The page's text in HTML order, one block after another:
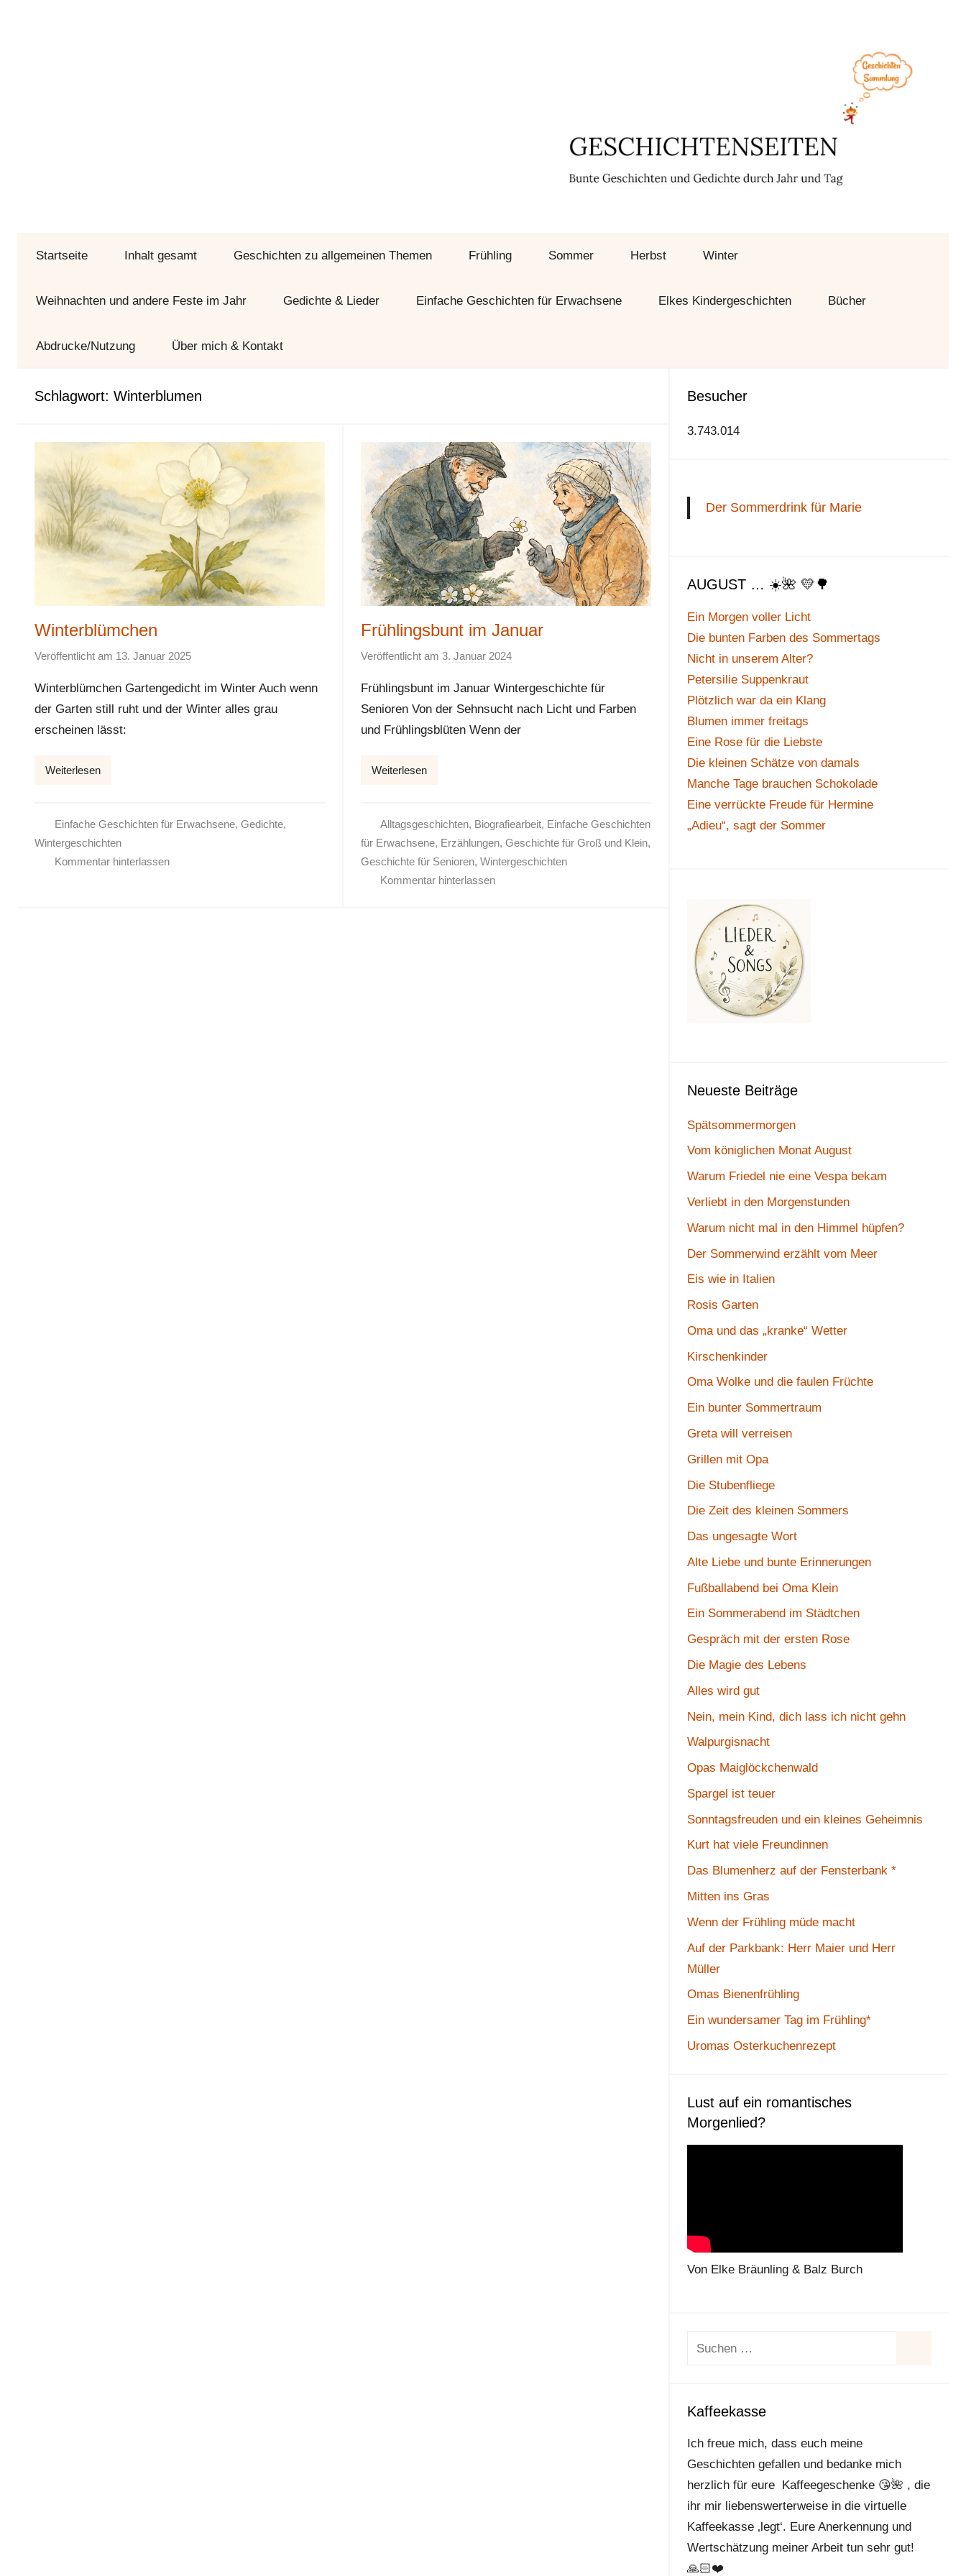
und
Tag
Startseite Inhalt gesamt Geschichten zu allgemeinen Themen Frühling Sommer Herbst Winter
Weihnachten und andere Feste im Jahr Gedichte & Lieder Einfache Geschichten für Erwachsene Elkes Kindergeschichten Bücher
Abdrucke/Nutzung Über mich & Kontakt
Schlagwort: Winterblumen
Winterblümchen
Veröffentlicht am 13. Januar 2025
n
E
Winterblümchen Gartengedicht im Winter Auch wenn
der Garten still ruht und der Winter alles grau
erscheinen lässt:
Weiterlesen
Einfache Geschichten für Erwachsene, Gedichte,
Wintergeschichten
Kommentar hinterlassen
Frühlingsbunt im Januar
Veröffentlicht am 3. Januar 2024v
n
E
l
Frühlingsbunt im Januar Wintergeschichte für
Senioren Von der Sehnsucht nach Licht und Farben
und Frühlingsblüten Wenn der
Weiterlesen
Alltagsgeschichten, Biografiearbeit, Einfache Geschichten
für Erwachsene, Erzählungen, Geschichte für Groß und Klein,
Geschichte für Senioren, Wintergeschichten
Kommentar hinterlassen
Besucher
3.743.014
Der Sommerdrink für Marie
AUGUST … ☀️🌺 💛🌳
Ein Morgen voller Licht
Die bunten Farben des Sommertags
Nicht in unserem Alter?
Petersilie Suppenkraut
Plötzlich war da ein Klang
Blumen immer freitags
Eine Rose für die Liebste
Die kleinen Schätze von damals
Manche Tage brauchen Schokolade
Eine verrückte Freude für Hermine
„Adieu“, sagt der Sommer
Neueste Beiträge
Spätsommermorgen
Vom königlichen Monat August
Warum Friedel nie eine Vespa bekam
Verliebt in den Morgenstunden
Warum nicht mal in den Himmel hüpfen?
Der Sommerwind erzählt vom Meer
Eis wie in Italien
Rosis Garten
Oma und das „kranke“ Wetter
Kirschenkinder
Oma Wolke und die faulen Früchte
Ein bunter Sommertraum
Greta will verreisen
Grillen mit Opa
Die Stubenfliege
Die Zeit des kleinen Sommers
Das ungesagte Wort
Alte Liebe und bunte Erinnerungen
Fußballabend bei Oma Klein
Ein Sommerabend im Städtchen
Gespräch mit der ersten Rose
Die Magie des Lebens
Alles wird gut
Nein, mein Kind, dich lass ich nicht gehn
Walpurgisnacht
Opas Maiglöckchenwald
Spargel ist teuer
Sonntagsfreuden und ein kleines Geheimnis
Kurt hat viele Freundinnen
Das Blumenherz auf der Fensterbank *
Mitten ins Gras
Wenn der Frühling müde macht
Auf der Parkbank: Herr Maier und Herr
Müller
Omas Bienenfrühling
Ein wundersamer Tag im Frühling*
Uromas Osterkuchenrezept
Lust auf ein romantisches
Morgenlied?
Von Elke Bräunling & Balz Burch
Suchen
Kaffeekasse
Ich freue mich, dass euch meine
Geschichten gefallen und bedanke mich
herzlich für eure Kaffeegeschenke 😘🌺 , die
ihr mir liebenswerterweise in die virtuelle
Kaffeekasse ‚legt‘. Eure Anerkennung und
Wertschätzung meiner Arbeit tun sehr gut!
🙏🏻❤️